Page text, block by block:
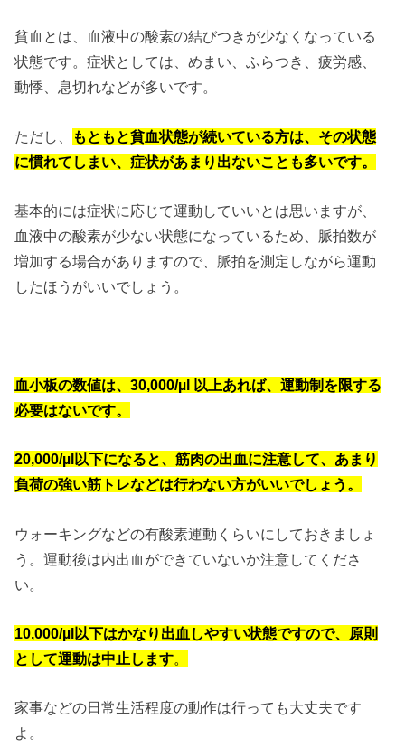
貧血とは、血液中の酸素の結びつきが少なくなっている
状態です。症状としては、めまい、ふらつき、疲労感、
動悸、息切れなどが多いです。
ただし、
もともと貧血状態が続いている方は、その状態
に慣れてしまい、症状があまり出ないことも多いです。
基本的には症状に応じて運動していいとは思いますが、
血液中の酸素が少ない状態になっているため、脈拍数が
増加する場合がありますので、脈拍を測定しながら運動
したほうがいいでしょう。
血小板の数値は、30,000/µl 以上あれば、運動制を限する
必要はないです。
20,000/µl以下になると、筋肉の出血に注意して、あまり
負荷の強い筋トレなどは行わない方がいいでしょう。
ウォーキングなどの有酸素運動くらいにしておきましょ
う。運動後は内出血ができていないか注意してくださ
い。
10,000/µl以下はかなり出血しやすい状態ですので、原則
として運動は中止します。
家事などの日常生活程度の動作は行っても大丈夫です
よ。